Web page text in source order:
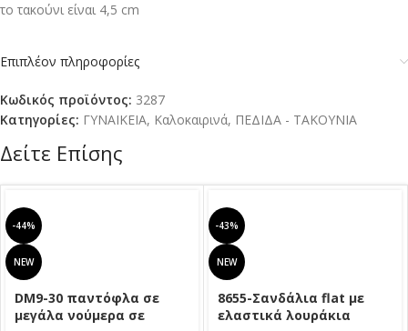
το τακούνι είναι 4,5 cm
Επιπλέον πληροφορίες
Κωδικός προϊόντος: 3287
Κατηγορίες: ΓΥΝΑΙΚΕΙΑ, Καλοκαιρινά, ΠΕΔΙΔΑ - ΤΑΚΟΥΝΙΑ
Δείτε Επίσης
-44%
NEW
DM9-30 παντόφλα σε
μεγάλα νούμερα σε
-43%
NEW
8655-Σανδάλια flat με
ελαστικά λουράκια